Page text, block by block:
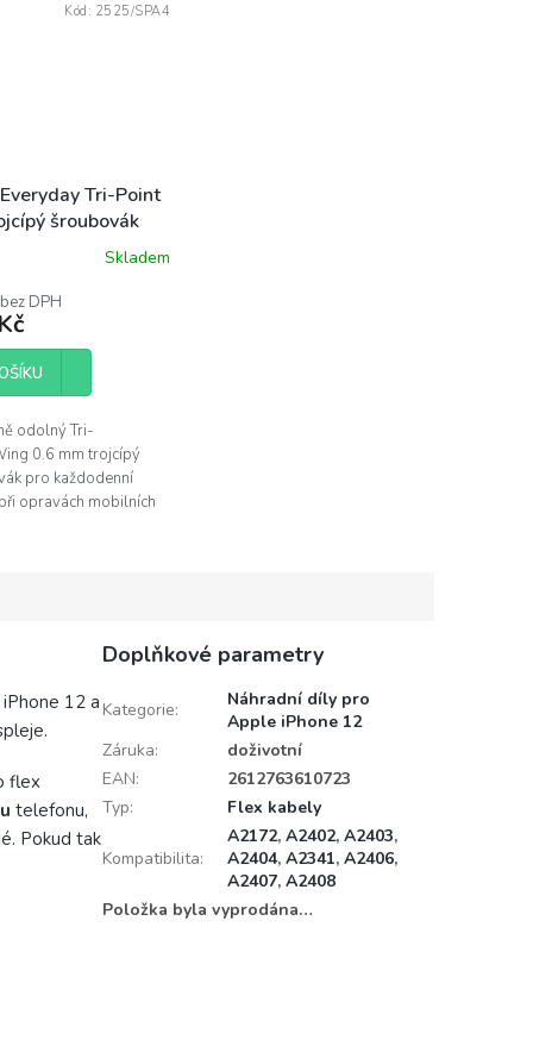
Tri-Point
šroubovák
Skladem
DPH
odolný Tri-
0.6 mm trojcípý
pro každodenní
opravách mobilních
Kód: 2525/SPA4
12 a
flex
telefonu,
Pokud tak
Doplňkové parametry
Kategorie:
Náhradní díly pro
Apple iPhone 12
Záruka:
doživotní
EAN:
2612763610723
Typ: Flex kabely
Kompatibilita:
A2172, A2402, A2403,
A2404, A2341, A2406,
A2407, A2408
Položka byla vyprodána…